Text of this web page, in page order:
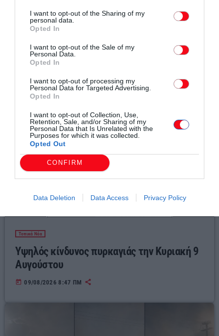
I want to opt-out of the Sharing of my
personal data.
Opted In
I want to opt-out of the Sale of my
Personal Data.
Opted In
I want to opt-out of processing my
Personal Data for Targeted Advertising.
Opted In
I want to opt-out of Collection, Use,
Retention, Sale, and/or Sharing of my
Personal Data that Is Unrelated with the
Purposes for which it was collected.
Opted Out
CONFIRM
Data Deletion Data Access Privacy Policy
email
Σχετικά άρθρα
Τοπικά Νέα
Υψηλός κίνδυνος πυρκαγιάς την Κυριακή 9
Αυγούστου
today 09/08/2026 8:47 ΠΜ